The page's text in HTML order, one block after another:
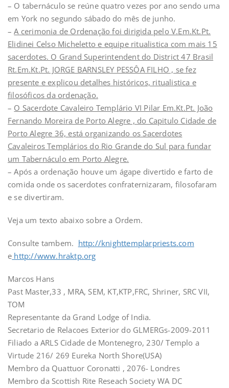
– O tabernáculo se reúne quatro vezes por ano sendo uma
em York no segundo sábado do mês de junho.
–A cerimonia de Ordenação foi dirigida pelo V.Em.Kt.Pt.
Elidinei Celso Micheletto e equipe ritualistica com mais 15
sacerdotes. O Grand Superintendent do District 47 Brasil
Rt.Em.Kt.Pt. JORGE BARNSLEY PESSÔA FILHO , se fez
presente e explicou detalhes históricos, ritualistica e
filosóficos da ordenação.
– O Sacerdote Cavaleiro Templário VI Pilar Em.Kt.Pt. João
Fernando Moreira de Porto Alegre , do Capitulo Cidade de
Porto Alegre 36, está organizando os Sacerdotes
Cavaleiros Templários do Rio Grande do Sul para fundar
um Tabernáculo em Porto Alegre.
– Após a ordenação houve um ágape divertido e farto de
comida onde os sacerdotes confraternizaram, filosofaram
e se divertiram.
Veja um texto abaixo sobre a Ordem.
Consulte tambem. http://knighttemplarpriests.com
e http://www.hraktp.org
Marcos Hans
Past Master,33 , MRA, SEM, KT,KTP,FRC, Shriner, SRC VII,
TOM
Representante da Grand Lodge of India.
Secretario de Relacoes Exterior do GLMERGs-2009-2011
Filiado a ARLS Cidade de Montenegro, 230/ Templo a
Virtude 216/ 269 Eureka North Shore(USA)
Membro da Quattuor Coronatti , 2076- Londres
Membro da Scottish Rite Reseach Society WA DC